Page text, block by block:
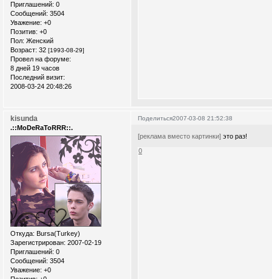
Приглашений: 0
Сообщений: 3504
Уважение: +0
Позитив: +0
Пол: Женский
Возраст: 32 [1993-08-29]
Провел на форуме:
8 дней 19 часов
Последний визит:
2008-03-24 20:48:26
Поделиться2007-03-08 21:52:38
kisunda
.::MoDeRaToRRR::.
Откуда: Bursa(Turkey)
Зарегистрирован: 2007-02-19
Приглашений: 0
Сообщений: 3504
Уважение: +0
[реклама вместо картинки] это раз!
0